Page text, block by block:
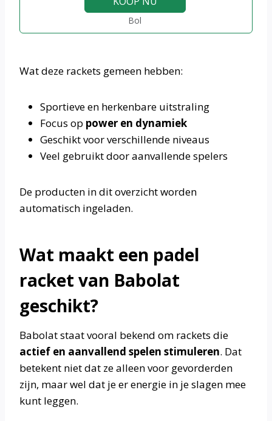
Bol
Wat deze rackets gemeen hebben:
Sportieve en herkenbare uitstraling
Focus op power en dynamiek
Geschikt voor verschillende niveaus
Veel gebruikt door aanvallende spelers
De producten in dit overzicht worden
automatisch ingeladen.
Wat maakt een padel
racket van Babolat
geschikt?
Babolat staat vooral bekend om rackets die
actief en aanvallend spelen stimuleren. Dat
betekent niet dat ze alleen voor gevorderden
zijn, maar wel dat je er energie in je slagen mee
kunt leggen.